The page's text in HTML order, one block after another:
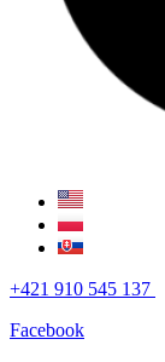
+421 910 545 137
Facebook